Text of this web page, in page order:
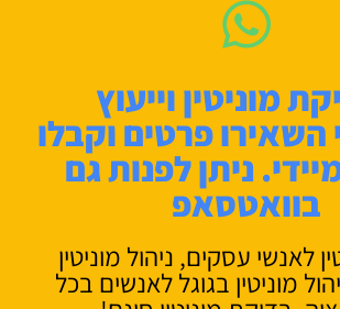
מוניטין וייעוץ
השאירו פרטים וקבלו
ניתן לפנות גם
בוואטסאפ
לאנשי עסקים, ניהול מוניטין
מוניטין בגוגל לאנשים בכל